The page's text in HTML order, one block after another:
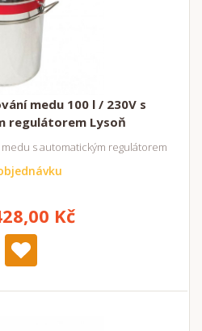
medu 100 l / 230V s
regulátorem Lysoň
s automatickým regulátorem
Kč